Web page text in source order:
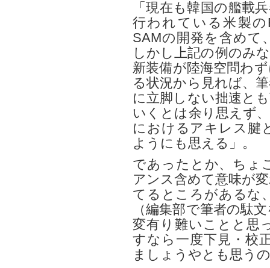
「現在も韓国の艦載
行われている米製
SAMの開発を含めて
しかし上記の例のみ
新装備が陸海空問わ
る状況から見れば、
に立脚しない拙速と
いくとは余り思えず
におけるアキレス腱
ようにも思える」。
であったとか、ちょ
アンス含めて意味が
てるところがあるな
（編集部で筆者の駄
変有り難いことと思
すなら一度下見・校
ましょうやとも思う